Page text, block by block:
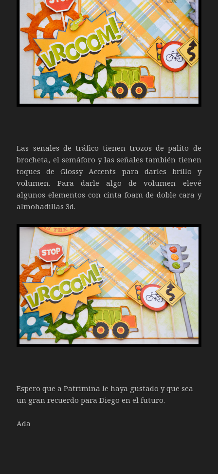
Las señales de tráfico tienen trozos de palito de
brocheta, el semáforo y las señales también tienen
toques de Glossy Accents para darles brillo y
volumen. Para darle algo de volumen elevé
algunos elementos con cinta foam de doble cara y
almohadillas 3d.
Espero que a Patrimina le haya gustado y que sea
un gran recuerdo para Diego en el futuro.
Ada